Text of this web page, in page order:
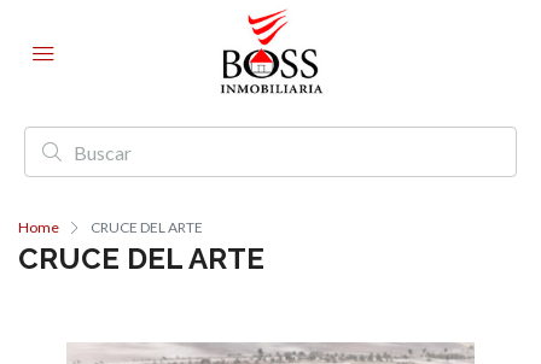
Home CRUCE DEL ARTE
CRUCE DEL ARTE